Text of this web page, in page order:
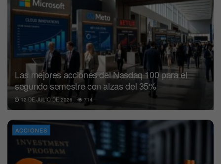
Las mejores acciones del Nasdaq 100 para el
segundo semestre con alzas del 35%
12 DE JULIO DE 2026 714
ACCIONES